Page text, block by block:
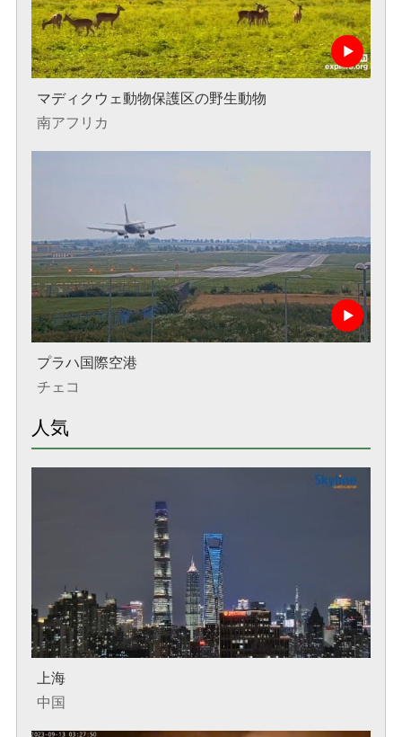
マディクウェ動物保護区の野生動物
南アフリカ
プラハ国際空港
チェコ
人気
上海
中国